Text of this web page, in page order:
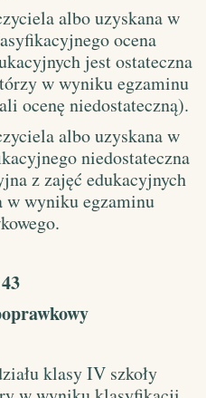
albo uzyskana w
ocena
jest ostateczna
w wyniku egzaminu
ocenę niedostateczną).
albo uzyskana w
niedostateczna
z zajęć edukacyjnych
w wyniku egzaminu
klasy IV szkoły